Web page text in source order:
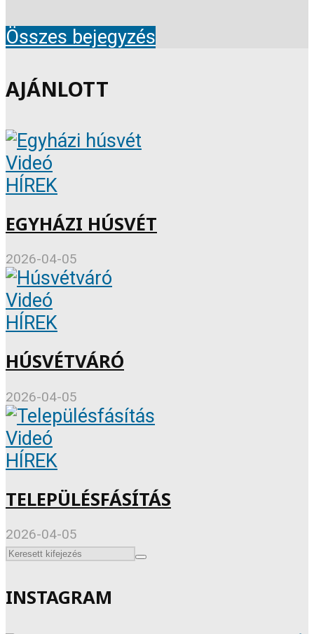
Összes bejegyzés
AJÁNLOTT
Videó
HÍREK
EGYHÁZI HÚSVÉT
2026-04-05
Videó
HÍREK
HÚSVÉTVÁRÓ
2026-04-05
Videó
HÍREK
TELEPÜLÉSFÁSÍTÁS
2026-04-05
INSTAGRAM